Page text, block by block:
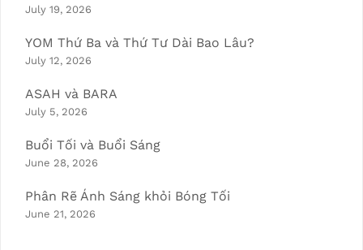
July 19, 2026
YOM Thứ Ba và Thứ Tư Dài Bao Lâu?
July 12, 2026
ASAH và BARA
July 5, 2026
Buổi Tối và Buổi Sáng
June 28, 2026
Phân Rẽ Ánh Sáng khỏi Bóng Tối
June 21, 2026